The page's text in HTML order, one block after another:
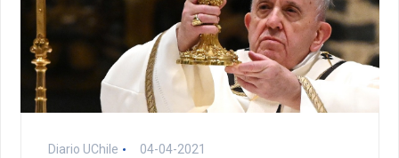
Diario UChile 04-04-2021